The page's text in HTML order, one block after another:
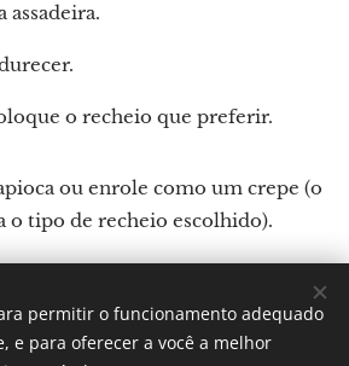
assadeira.
o recheio que preferir.
ou enrole como um crepe (o
o tipo de recheio escolhido).
Silveira Nicoletti
permitir o funcionamento adequado
e para oferecer a você a melhor